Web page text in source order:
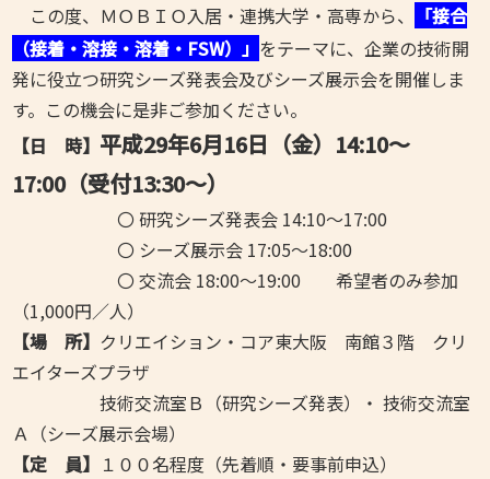
この度、ＭＯＢＩＯ入居・連携大学・高専から、 「接合
（接着・溶接・溶着・FSW）」 をテーマに、企業の技術開
発に役立つ研究シーズ発表会及びシーズ展示会を開催しま
す。この機会に是非ご参加ください。
【日 時】 平成29年6月16日（金）14:10～
17:00（受付13:30～）
〇 研究シーズ発表会 14:10～17:00
〇 シーズ展示会 17:05～18:00
〇 交流会 18:00～19:00 希望者のみ参加
（1,000円／人）
【場 所】 クリエイション・コア東大阪 南館３階 クリ
エイターズプラザ
技術交流室Ｂ（研究シーズ発表）・ 技術交流室
Ａ（シーズ展示会場）
【定 員】 １００名程度（先着順・要事前申込）